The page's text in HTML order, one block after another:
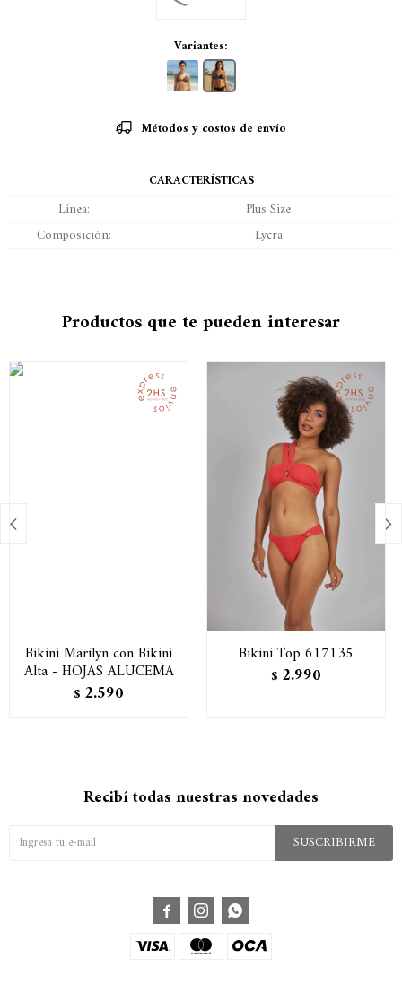
Variantes:
Métodos y costos de envío
CARACTERÍSTICAS
Línea
Plus Size
Composición
Lycra
Productos que te pueden interesar
Bikini Marilyn con Bikini
Alta - HOJAS ALUCEMA
$ 2.590
Bikini Top 617135
$ 2.990
 
Recibí todas nuestras novedades
SUSCRIBIRME
  